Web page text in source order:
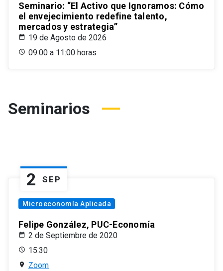
Seminario: “El Activo que Ignoramos: Cómo
el envejecimiento redefine talento,
mercados y estrategia”
19 de Agosto de 2026
09:00 a 11:00 horas
Seminarios
2 SEP
Microeconomía Aplicada
Felipe González, PUC-Economía
2 de Septiembre de 2020
15:30
Zoom